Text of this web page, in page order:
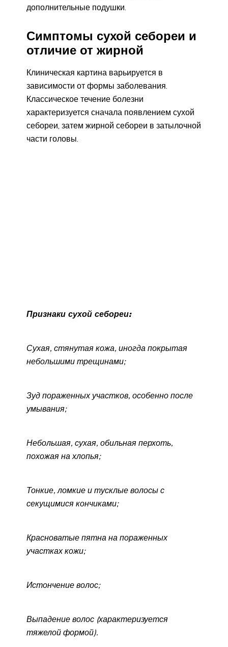
дополнительные подушки.
Симптомы сухой себореи и
отличие от жирной
Клиническая картина варьируется в
зависимости от формы заболевания.
Классическое течение болезни
характеризуется сначала появлением сухой
себореи, затем жирной себореи в затылочной
части головы.
Признаки сухой себореи:
Сухая, стянутая кожа, иногда покрытая
небольшими трещинами;
Зуд пораженных участков, особенно после
умывания;
Небольшая, сухая, обильная перхоть,
похожая на хлопья;
Тонкие, ломкие и тусклые волосы с
секущимися кончиками;
Красноватые пятна на пораженных
участках кожи;
Истончение волос;
Выпадение волос (характеризуется
тяжелой формой).